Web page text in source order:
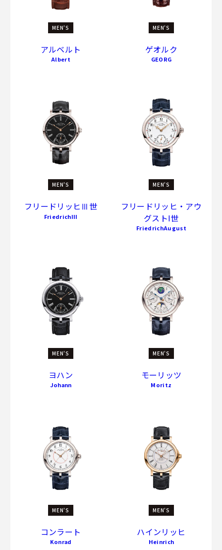
MEN'S
アルベルト
Albert
MEN'S
ゲオルク
GEORG
MEN'S
フリードリッヒⅢ世
FriedrichIII
MEN'S
フリードリッヒ・アウ
グストI世
FriedrichAugust
MEN'S
ヨハン
Johann
MEN'S
モーリッツ
Moritz
MEN'S
コンラート
Konrad
MEN'S
ハインリッヒ
Heinrich